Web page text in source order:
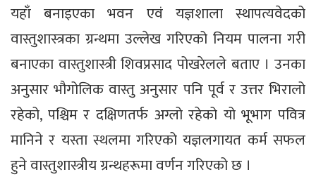
यहाँ बनाइएका भवन एवं यज्ञशाला स्थापत्यवेदको
वास्तुशास्त्रका ग्रन्थमा उल्लेख गरिएको नियम पालना गरी
बनाएका वास्तुशास्त्री शिवप्रसाद पोखरेलले बताए । उनका
अनुसार भौगोलिक वास्तु अनुसार पनि पूर्व र उत्तर भिरालो
रहेको, पश्चिम र दक्षिणतर्फ अग्लो रहेको यो भूभाग पवित्र
मानिने र यस्ता स्थलमा गरिएको यज्ञलगायत कर्म सफल
हुने वास्तुशास्त्रीय ग्रन्थहरूमा वर्णन गरिएको छ ।